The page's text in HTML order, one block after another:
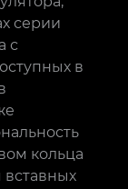
серии
с
в
кольца